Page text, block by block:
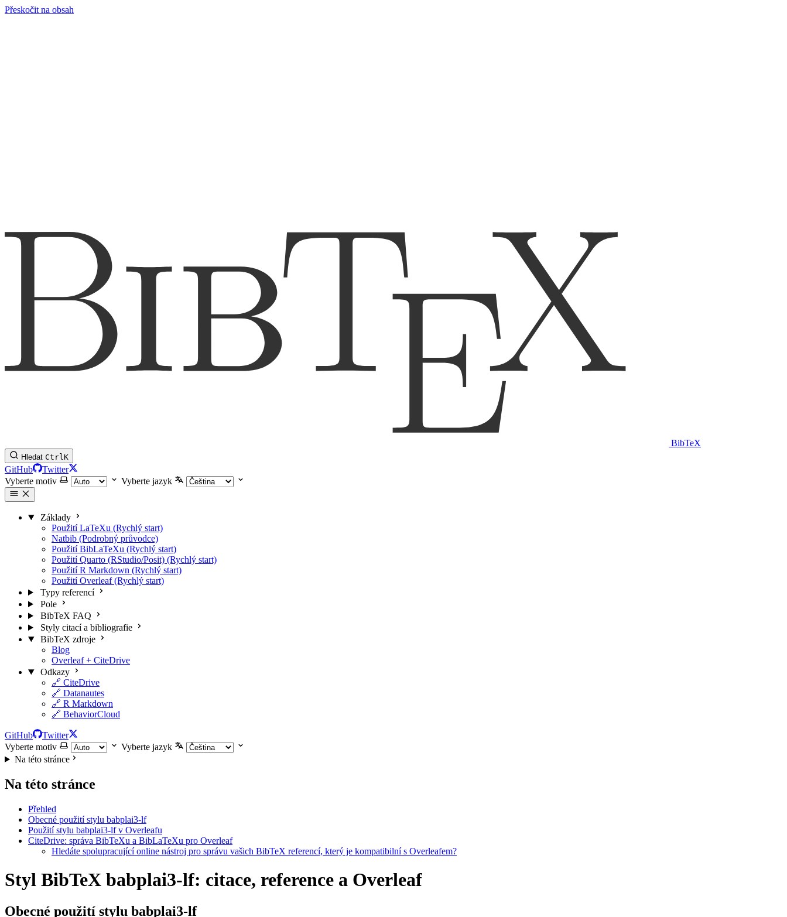
Přeskočit na obsah
BibTeX
Hledat CtrlK
GitHub
Twitter
Vyberte motiv
Vyberte jazyk
Základy
Použití LaTeXu (Rychlý start)
Natbib (Podrobný průvodce)
Použití BibLaTeXu (Rychlý start)
Použití Quarto (RStudio/Posit) (Rychlý start)
Použití R Markdown (Rychlý start)
Použití Overleaf (Rychlý start)
Typy referencí
Pole
BibTeX FAQ
Styly citací a bibliografie
BibTeX zdroje
Blog
Overleaf + CiteDrive
Odkazy
🔗 CiteDrive
🔗 Datanautes
🔗 R Markdown
🔗 BehaviorCloud
GitHub
Twitter
Vyberte motiv
Vyberte jazyk
Na této stránce
Na této stránce
Přehled
Obecné použití stylu babplai3-lf
Použití stylu babplai3-lf v Overleafu
CiteDrive: správa BibTeXu a BibLaTeXu pro Overleaf
Hledáte spolupracující online nástroj pro správu vašich BibTeX referencí, který je kompatibilní s Overleafem?
Styl BibTeX babplai3-lf: citace, reference a Overleaf
Obecné použití stylu babplai3-lf